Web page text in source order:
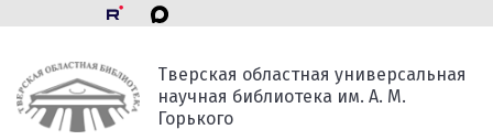
Тверская областная универсальная
научная библиотека им. А. М.
Горького